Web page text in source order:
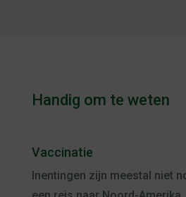
Handig om te weten
Vaccinatie
Inentingen zijn meestal niet